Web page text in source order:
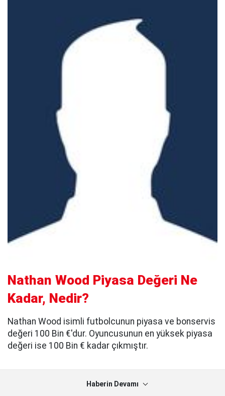
Nathan Wood Piyasa Değeri Ne
Kadar, Nedir?
Nathan Wood isimli futbolcunun piyasa ve bonservis
değeri 100 Bin €'dur. Oyuncusunun en yüksek piyasa
değeri ise 100 Bin € kadar çıkmıştır.
Haberin Devamı